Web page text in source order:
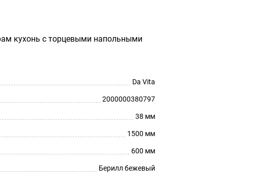
кухонь с торцевыми напольными
Da Vita
2000000380797
38 мм
1500 мм
600 мм
Берилл бежевый